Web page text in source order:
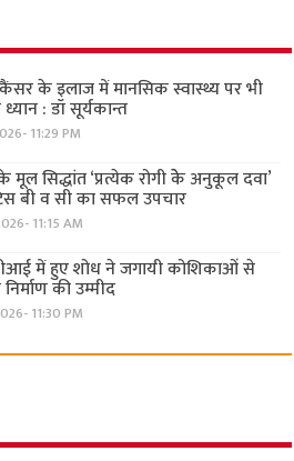
के इलाज में मानसिक स्वास्थ्य पर भी
: डॉ सूर्यकान्त
11:29 PM
मूल सिद्धांत ‘प्रत्येक रोगी केे अनुकूल दवा’
बी व सी का सफल उपचार
11:15 AM
में हुए शोध ने जगायी कोशिकाओं से
की उम्मीद
11:30 PM